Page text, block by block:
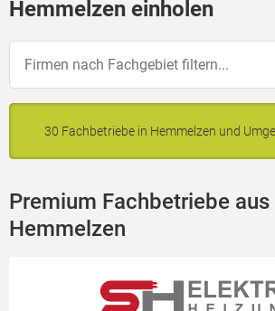
Hemmelzen einholen
30 Fachbetriebe in Hemmelzen und
Premium Fachbetriebe aus
Hemmelzen